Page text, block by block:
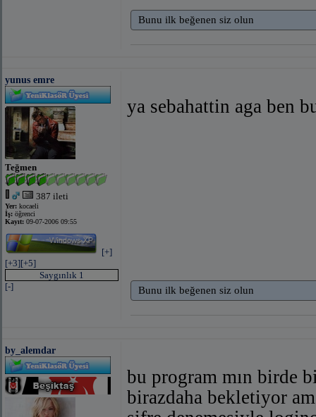
Bunu ilk beğenen siz olun
yunus emre
Teğmen
387 ileti
Yer: kocaeli
İş: öğrenci
Kayıt: 09-07-2006 09:55
[+]
[+3][+5]
Saygınlık 1
[-]
ya sebahattin aga ben
Bunu ilk beğenen siz olun
by_alemdar
bu program mın birde
birazdaha bekletiyor